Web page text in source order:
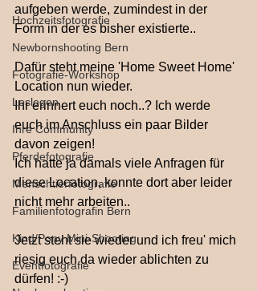
Hochzeitsfotografie
Newbornshooting Bern
Fotografie-Workshop
Loslegen
Ihre Community
Pferdefotografie
Menschtierfotografie
Familienfotografin Bern
Kind/Pony Mini-Shooting
Eventfotografie
aufgeben werde, zumindest in der
Form in der es bisher existierte..
Dafür steht meine 'Home Sweet Home'
Location nun wieder.
Ihr erinnert euch noch..? Ich werde
euch im Anschluss ein paar Bilder
davon zeigen!
Ich hatte ja damals viele Anfragen für
diese Location, konnte dort aber leider
nicht mehr arbeiten..
Jetzt steht sie wieder und ich freu' mich
riesig euch da wieder ablichten zu
dürfen! :-)